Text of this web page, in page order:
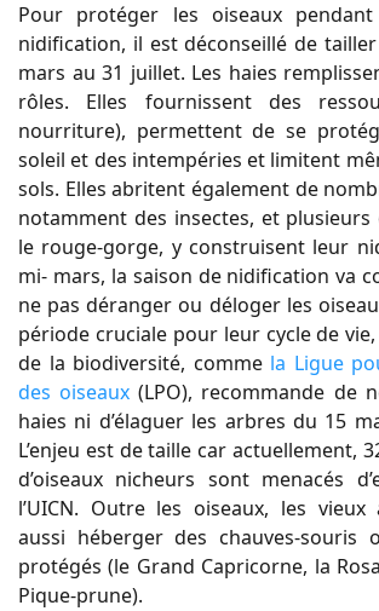
Pour protéger les oiseaux
nidification, il est déconseillé de
mars au 31 juillet. Les haies
rôles. Elles fournissent des
nourriture), permettent de se
soleil et des intempéries et limitent
sols. Elles abritent également de
notamment des insectes, et plusieurs
le rouge-gorge, y construisent leur
mi- mars, la saison de nidification va
ne pas déranger ou déloger les
période cruciale pour leur cycle de vie,
de la biodiversité, comme la Ligue
des oiseaux (LPO), recommande de
haies ni d’élaguer les arbres du 15
L’enjeu est de taille car actuellement,
d’oiseaux nicheurs sont menacés
l’UICN. Outre les oiseaux, les vieux
aussi héberger des chauves-souris
protégés (le Grand Capricorne, la
Pique-prune).